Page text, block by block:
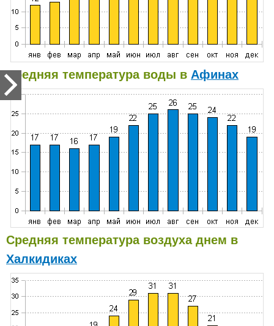
Средняя температура воды в Афинах
Средняя температура воздуха днем в
Халкидиках